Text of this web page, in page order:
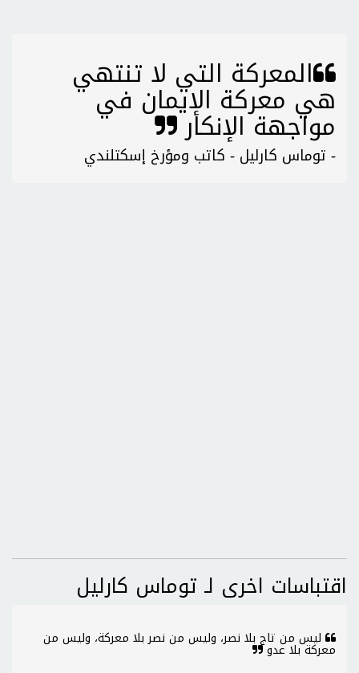
المعركة التي لا تنتهي
هي معركة الإيمان في
مواجهة الإنكار
- توماس كارليل - كاتب ومؤرخ إسكتلندي
اقتباسات اخرى لـ توماس كارليل
ليس من تاج بلا نصر، وليس من نصر بلا معركة، وليس من
معركة بلا عدو